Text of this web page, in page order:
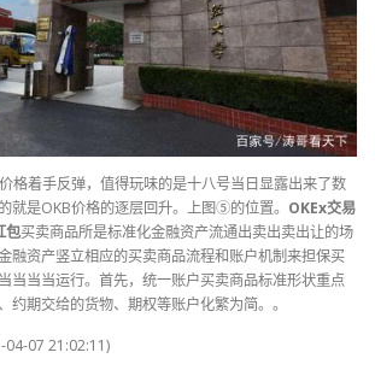
格着手反弹，值得玩味的是十八号当日显露出来了数
就是OKB价格的逐层回升。上图⑤的位置。 OKEx交易
包买卖商品所是标准化金融资产流通出卖出卖出让的场
融资产竖立相应的买卖商品流程和账户机制来担保买
当当当运行。首先，统一账户买卖商品标准形状重点
约期交给的货物、期权等账户化繁为简。。
04-07 21:02:11)